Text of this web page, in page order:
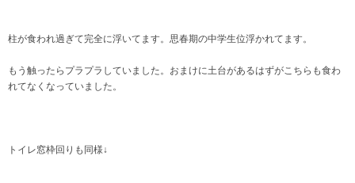
柱が食われ過ぎて完全に浮いてます。思春期の中学生位浮かれてます。
もう触ったらプラプラしていました。おまけに土台があるはずがこちらも食わ
れてなくなっていました。
トイレ窓枠回りも同様↓